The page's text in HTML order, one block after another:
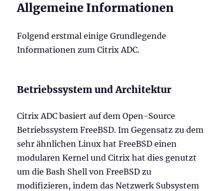
Allgemeine Informationen
Folgend erstmal einige Grundlegende
Informationen zum Citrix ADC.
Betriebssystem und Architektur
Citrix ADC basiert auf dem Open-Source
Betriebssystem FreeBSD. Im Gegensatz zu dem
sehr ähnlichen Linux hat FreeBSD einen
modularen Kernel und Citrix hat dies genutzt
um die Bash Shell von FreeBSD zu
modifizieren, indem das Netzwerk Subsystem